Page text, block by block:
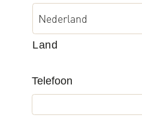
Land
Telefoon